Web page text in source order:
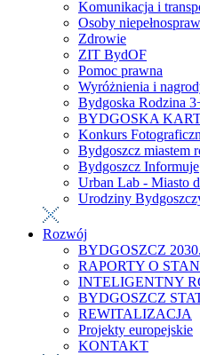
Komunikacja i
Osoby
Zdrowie
ZIT BydOF
Pomoc prawna
Wyróżnienia i
Bydgoska Rodzina
BYDGOSKA
Konkurs
Bydgoszcz miastem
Bydgoszcz Informuje
Urban Lab - Miasto
Urodziny
Rozwój
BYDGOSZCZ
RAPORTY O
INTELIGENTNY
BYDGOSZCZ
REWITALIZACJA
Projekty europejskie
KONTAKT